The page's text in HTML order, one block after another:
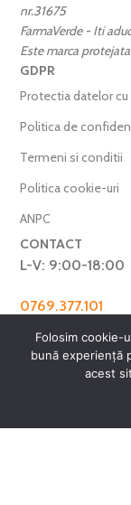
nr.31675
FarmaVerde - Iti
Este marca
GDPR
Protectia datelor
Politica de
Termeni si conditii
Politica cookie-uri
ANPC
CONTACT
L-V: 9:00-18:00
0769.377.101
Folosim cookie-
bună experiență
acest